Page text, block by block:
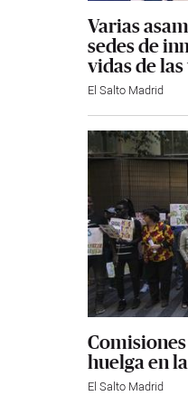
Varias
sedes de
vidas de
El Salto Madrid
huelga en
El Salto Madrid